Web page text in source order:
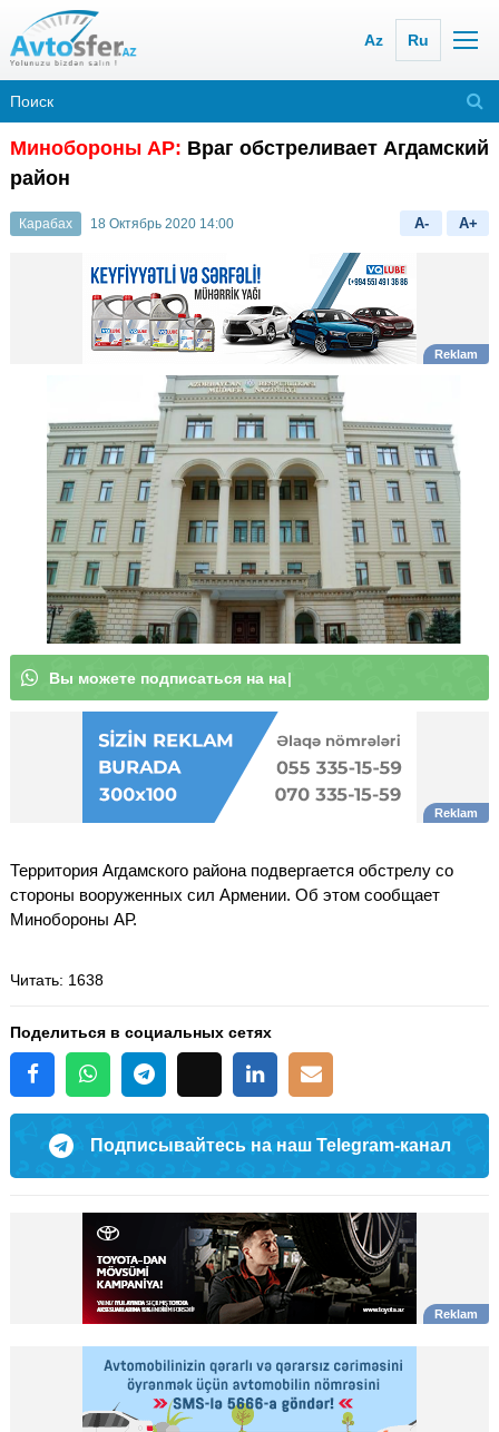
Az Ru
Минобороны АР: Враг обстреливает Агдамский
район
Карабах 18 Октябрь 2020 14:00 A- A+
Вы может|
Территория Агдамского района подвергается обстрелу со
стороны вооруженных сил Армении. Об этом сообщает
Минобороны АР.
Читать: 1638
Поделиться в социальных сетях
Подписывайтесь на наш Telegram-канал